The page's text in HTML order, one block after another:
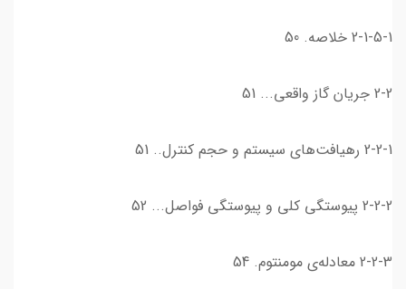
2-1-5-1 خلاصه. 50
2-2 جريان گاز واقعي... 51
2-2-1 رهیافت‌های سيستم و حجم كنترل.. 51
2-2-2 پيوستگي كلي و پيوستگي فواصل... 52
2-2-3 معادله‌ی مومنتوم. 54